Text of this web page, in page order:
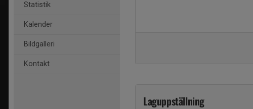
Statistik
Kalender
Bildgalleri
Kontakt
Laguppställning